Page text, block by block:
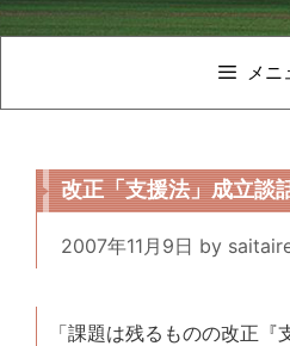
メニ
改正「支援法」成立談
2007年11月9日 by
「課題は残るものの改正『